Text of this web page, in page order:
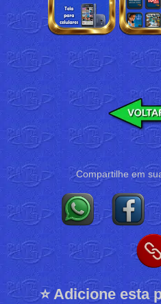
Compartilhe em
⭐ Adicione esta